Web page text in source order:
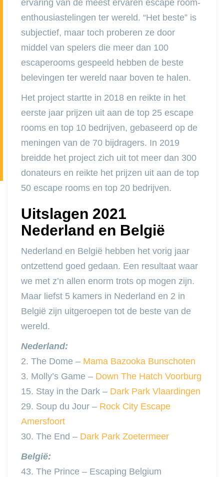
ervaring van de meest ervaren escape room-
enthousiastelingen ter wereld. “Het beste” is
subjectief, maar toch proberen ze door
middel van spelers die meer dan 100
escaperooms gespeeld hebben de beste
belevingen ter wereld naar boven te halen.
Het project startte in 2018 en reikte in het
eerste jaar prijzen uit aan de top 25 escape
rooms en top 10 bedrijven, gebaseerd op de
meningen van de 70 bijdragers. In 2019
breidde het project zich uit tot meer dan 300
donateurs en reikte het prijzen uit aan de top
50 escape rooms en top 20 bedrijven.
Uitslagen 2021
Nederland en België
Nederland en België hebben het vorig jaar
ontzettend goed gedaan. Een resultaat waar
we met z’n allen enorm trots op mogen zijn.
Maar liefst 5 kamers in Nederland en 2 in
België zijn uitgeroepen tot de beste van de
wereld.
Nederland:
2. The Dome – Mama Bazooka Bunschoten
3. Molly’s Game – Down The Hatch Voorburg
15. Stay in the Dark – Dark Park Vlaardingen
29. Soup du Jour – Rock City Escape
Amersfoort
30. The End – Dark Park Zoetermeer
België:
43. The Prince – Escaping Belgium